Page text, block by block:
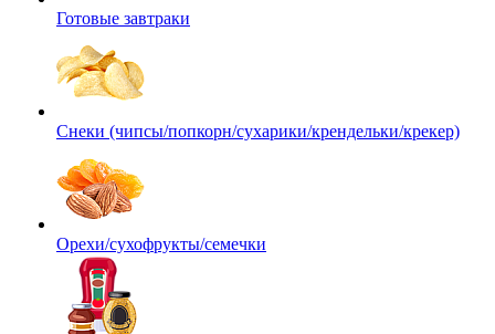
Готовые завтраки
Снеки (чипсы/попкорн/сухарики/крендельки/крекер)
Орехи/сухофрукты/семечки